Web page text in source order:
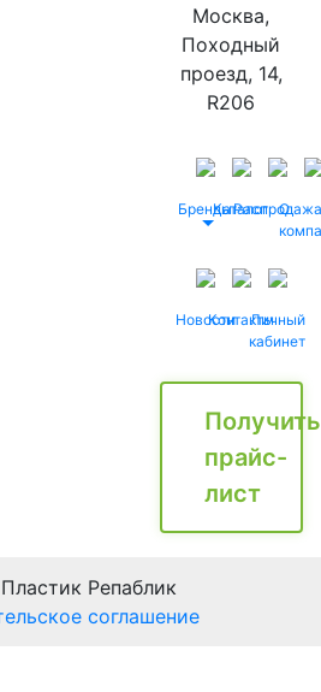
Москва,
Походный
проезд, 14,
R206
БрендыКаталог
Распродажа
О
НовостиКонтактыЛичный
кабинет
Получить
прайс-
лист
Репаблик
соглашение